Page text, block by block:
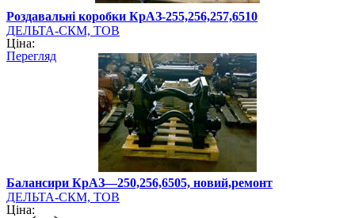
Роздавальні коробки КрАЗ-255,256,257,6510
ДЕЛЬТА-СКМ, ТОВ
Ціна:
Перегляд
Балансири КрАЗ—250,256,6505, новий,ремонт
ДЕЛЬТА-СКМ, ТОВ
Ціна: